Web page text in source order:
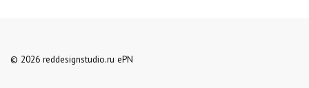
© 2026 reddesignstudio.ru ePN